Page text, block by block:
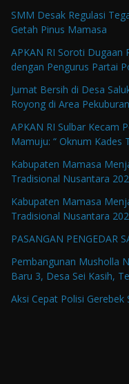
SMM Desak Regulasi
Getah Pinus Mamasa
APKAN RI Soroti Dugaan
dengan Pengurus Partai
Jumat Bersih di Desa
Royong di Area Pekuburan
APKAN RI Sulbar Kecam
Mamuju: “ Oknum Kades
Kabupaten Mamasa
Tradisional Nusantara
Kabupaten Mamasa
Tradisional Nusantara
PASANGAN PENGEDAR
Pembangunan Musholla
Baru 3, Desa Sei Kasih,
Aksi Cepat Polisi